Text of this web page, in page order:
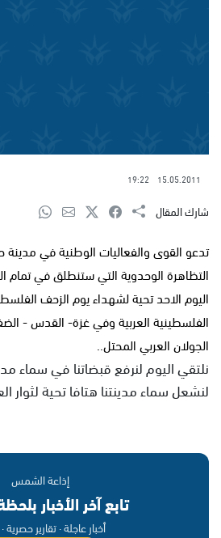
15.05.2011
19:22
شارك المقال
تدعو القوى والفعاليات الوطنية في مدينة
التظاهرة الوحدوية التي ستنطلق في
اليوم الاحد تحية لشهداء يوم الزحف
الفلسطينية العربية وفي غزة- القدس -
الجولان العربي المحتل..
نلتقي اليوم لنرفع قبضاتنا في سماء
لنشعل سماء مدينتنا هتافا تحية لثوار
إذاعة الشمس
تابع آخر الأخبار
أخبار عاجلة · تقارير حصرية